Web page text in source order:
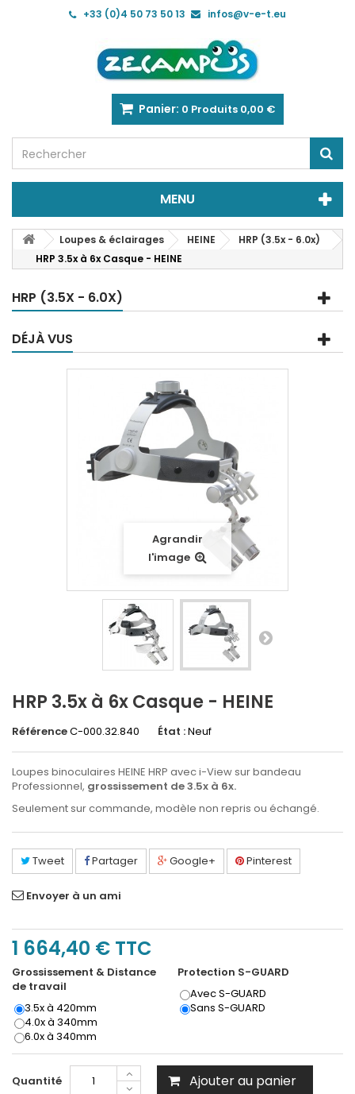
+33 (0)4 50 73 50 13 infos@v-e-t.eu
Panier: 0 Produits 0,00 €
MENU
Loupes & éclairages HEINE
HRP (3.5x - 6.0x)
HRP 3.5x à 6x Casque - HEINE
HRP (3.5X - 6.0X)
DÉJÀ VUS
Agrandir
l'image
HRP 3.5x à 6x Casque - HEINE
RéférenceC-000.32.840 État :Neuf
Loupes binoculaires HEINE HRP avec i-View sur bandeau
Professionnel, grossissement de 3.5x à 6x.
Seulement sur commande, modèle non repris ou échangé.
Tweet Partager Google+ Pinterest
Envoyer à un ami
1 664,40 € TTC
Grossissement & Distance
de travail
3.5x à 420mm
4.0x à 340mm
6.0x à 340mm
Protection S-GUARD
Avec S-GUARD
Sans S-GUARD
Quantité Ajouter au panier